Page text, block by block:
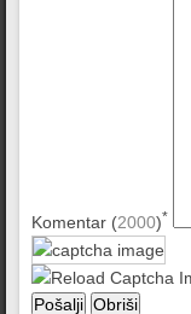
Komentar (2000)*